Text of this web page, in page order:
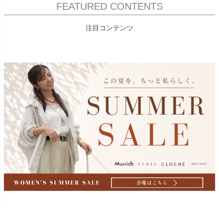
FEATURED CONTENTS
注目コンテンツ